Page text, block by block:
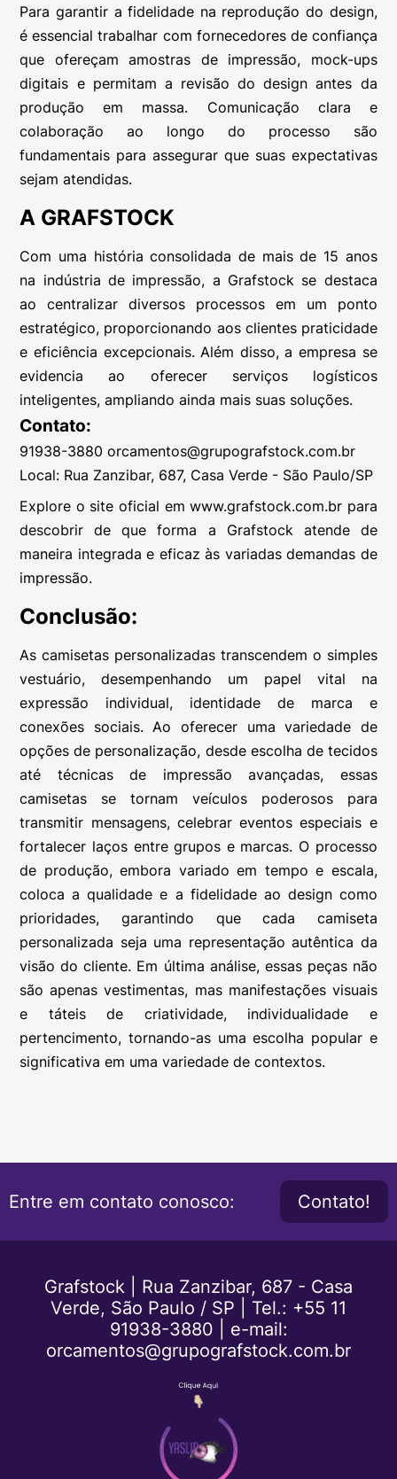
Para garantir a fidelidade na reprodução do design,
é essencial trabalhar com fornecedores de confiança
que ofereçam amostras de impressão, mock-ups
digitais e permitam a revisão do design antes da
produção em massa. Comunicação clara e
colaboração ao longo do processo são
fundamentais para assegurar que suas expectativas
sejam atendidas.
A GRAFSTOCK
Com uma história consolidada de mais de 15 anos
na indústria de impressão, a Grafstock se destaca
ao centralizar diversos processos em um ponto
estratégico, proporcionando aos clientes praticidade
e eficiência excepcionais. Além disso, a empresa se
evidencia ao oferecer serviços logísticos
inteligentes, ampliando ainda mais suas soluções.
Contato:
91938-3880 orcamentos@grupografstock.com.br
Local: Rua Zanzibar, 687, Casa Verde - São Paulo/SP
Explore o site oficial em www.grafstock.com.br para
descobrir de que forma a Grafstock atende de
maneira integrada e eficaz às variadas demandas de
impressão.
Conclusão:
As camisetas personalizadas transcendem o simples
vestuário, desempenhando um papel vital na
expressão individual, identidade de marca e
conexões sociais. Ao oferecer uma variedade de
opções de personalização, desde escolha de tecidos
até técnicas de impressão avançadas, essas
camisetas se tornam veículos poderosos para
transmitir mensagens, celebrar eventos especiais e
fortalecer laços entre grupos e marcas. O processo
de produção, embora variado em tempo e escala,
coloca a qualidade e a fidelidade ao design como
prioridades, garantindo que cada camiseta
personalizada seja uma representação autêntica da
visão do cliente. Em última análise, essas peças não
são apenas vestimentas, mas manifestações visuais
e táteis de criatividade, individualidade e
pertencimento, tornando-as uma escolha popular e
significativa em uma variedade de contextos.
Entre em contato conosco: Contato!
Grafstock | Rua Zanzibar, 687 - Casa
Verde, São Paulo / SP | Tel.: +55 11
91938-3880
e-mail:
orcamentos@grupografstock.com.br